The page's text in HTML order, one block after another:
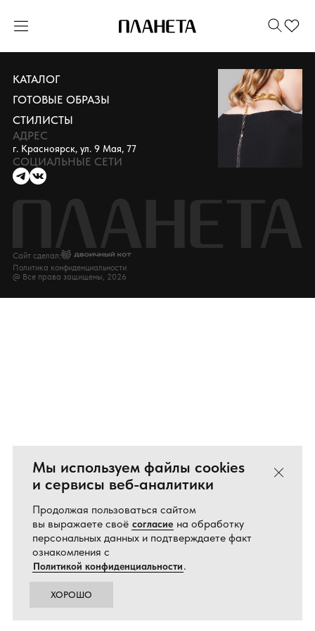
КАТАЛОГ
ГОТОВЫЕ ОБРАЗЫ
СТИЛИСТЫ
АДРЕС
г. Красноярск, ул. 9 Мая, 77
СОЦИАЛЬНЫЕ СЕТИ
@ Все права защищены, 2026
Политика конфиденциальности
Сайт сделал:
Мы используем файлы cookies
и сервисы веб-аналитики
Продолжая пользоваться сайтом
вы выражаете своё согласие на обработку
персональных данных и подтверждаете факт
ознакомления с
Политикой конфиденциальности.
ХОРОШО